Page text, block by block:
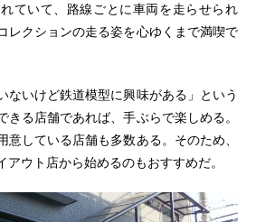
れていて、路線ごとに車両を走らせられ
レクションの走る姿を心ゆくまで満喫で
いけど鉄道模型に興味がある」という
きる店舗であれば、手ぶらで楽しめる。
意している店舗も多数ある。そのため、
ウト店から始めるのもおすすめだ。